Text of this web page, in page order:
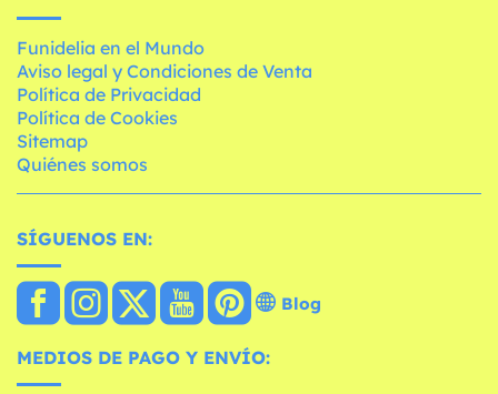
Funidelia en el Mundo
Aviso legal y Condiciones de Venta
Política de Privacidad
Política de Cookies
Sitemap
Quiénes somos
SÍGUENOS EN:
Blog
MEDIOS DE PAGO Y ENVÍO: